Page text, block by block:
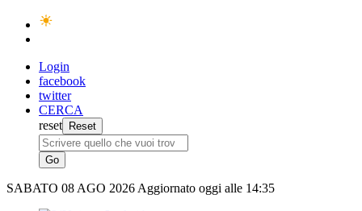
Login
facebook
twitter
CERCA
reset
SABATO 08 AGO 2026 Aggiornato oggi alle 14:35